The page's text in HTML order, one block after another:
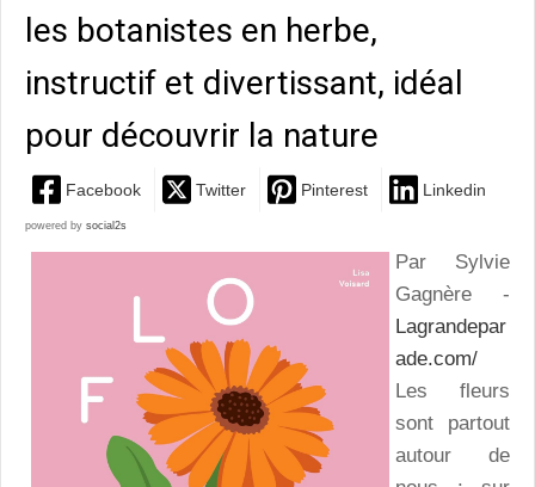
les botanistes en herbe,
instructif et divertissant, idéal
pour découvrir la nature
Facebook Twitter Pinterest Linkedin
powered by social2s
Par Sylvie
Gagnère -
Lagrandepar
ade.com/
Les fleurs
sont partout
autour de